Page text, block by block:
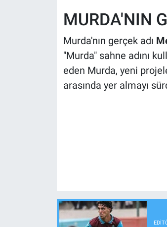
MURDA'NIN
Murda'nın gerçek adı
"Murda" sahne adını
eden Murda, yeni
arasında yer almayı